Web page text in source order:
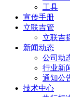
工具
宣传手册
立联吉管
立联吉
新闻动态
公司动
行业新
通知公
技术中心